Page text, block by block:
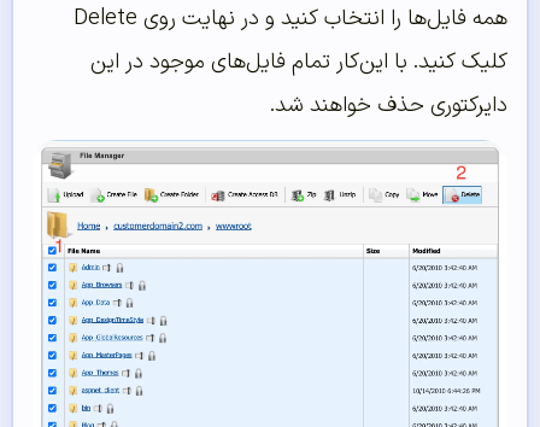
همه فایل‌ها را انتخاب کنید و در نهایت روی Delete
کلیک کنید. با این‌کار تمام فایل‌های موجود در این
دایرکتوری حذف خواهند شد.